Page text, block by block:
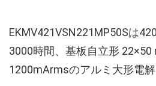
EKMV421VSN221MP50Sは
3000時間、基板自立形
1200mArmsのアルミ大形電解